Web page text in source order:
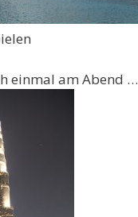
einmal am Abend …